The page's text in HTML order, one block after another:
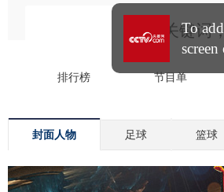
封面人物 足球 篮球